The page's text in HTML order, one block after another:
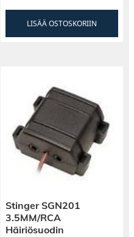
LISÄÄ OSTOSKORIIN
Stinger SGN201
3.5MM/RCA
Häiriösuodin